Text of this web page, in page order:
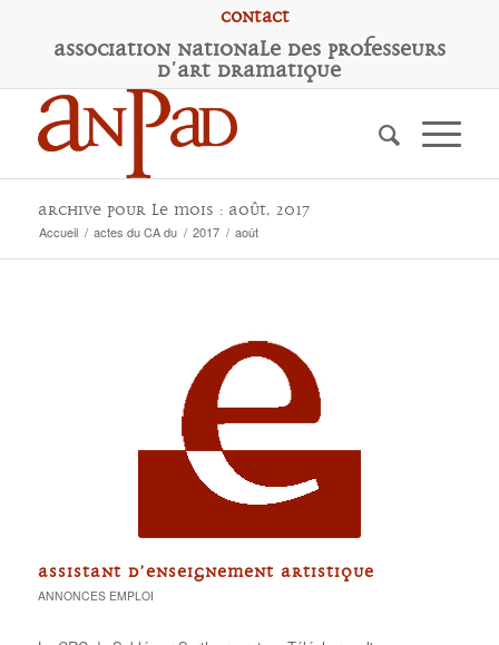
Contact
Association Nationale des Professeurs
d'Art Dramatique
Archive pour le mois : août, 2017
Accueil / actes du CA du / 2017 / août
ASSISTANT D’ENSEIGNEMENT ARTISTIQUE
ANNONCES EMPLOI